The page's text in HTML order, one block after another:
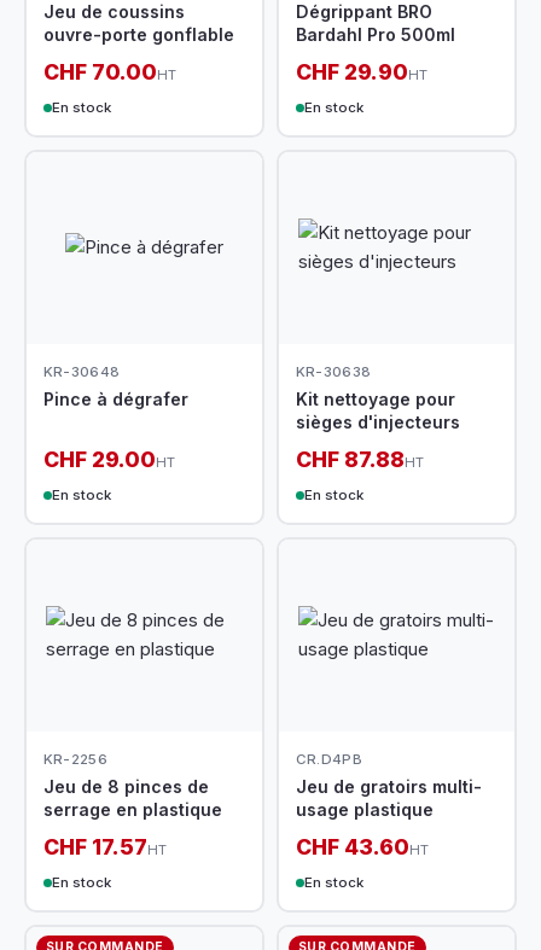
Jeu de coussins
ouvre-porte gonflable
CHF 70.00HT
En stock
Dégrippant BRO
Bardahl Pro 500ml
CHF 29.90HT
En stock
KR-30648
Pince à dégrafer
CHF 29.00HT
En stock
KR-30638
Kit nettoyage pour
sièges d'injecteurs
CHF 87.88HT
En stock
KR-2256
Jeu de 8 pinces de
serrage en plastique
CHF 17.57HT
En stock
CR.D4PB
Jeu de gratoirs multi-
usage plastique
CHF 43.60HT
En stock